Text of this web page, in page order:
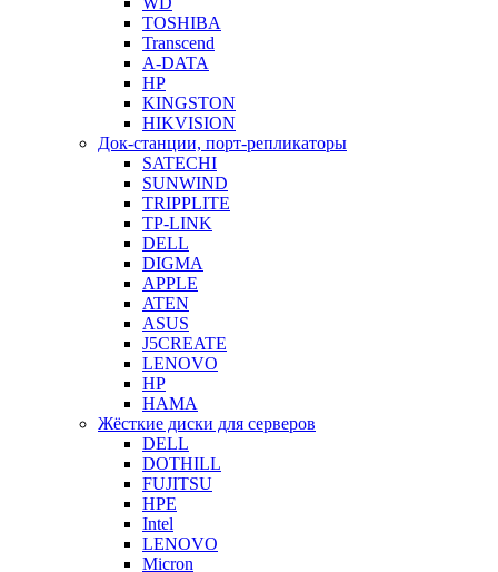
TOSHIBA
Transcend
A-DATA
HP
KINGSTON
HIKVISION
Док-станции, порт-репликаторы
SATECHI
SUNWIND
TRIPPLITE
TP-LINK
DELL
DIGMA
APPLE
ATEN
ASUS
J5CREATE
LENOVO
HP
HAMA
Жёсткие диски для серверов
DELL
DOTHILL
FUJITSU
HPE
Intel
LENOVO
Micron